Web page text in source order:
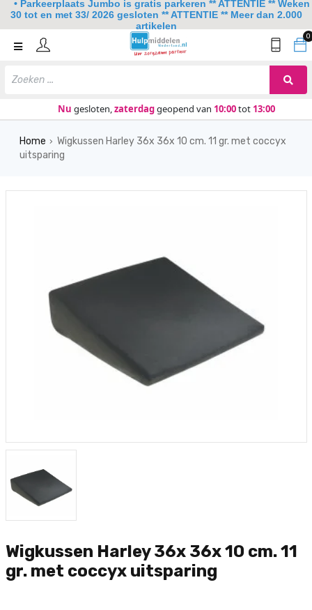
0
Nu gesloten,zaterdaggeopend van 10:00tot 13:00
Home
Keuken
Home › Wigkussen Harley 36x 36x 10 cm. 11 gr. met coccyx
uitsparing
Wigkussen Harley 36x 36x 10 cm. 11
gr. met coccyx uitsparing
• Parkeerplaats Jumbo is gratis parkeren ** ATTENTIE ** Weken
30 tot en met 33/ 2026 gesloten ** ATTENTIE ** Meer dan 2.000
artikelen